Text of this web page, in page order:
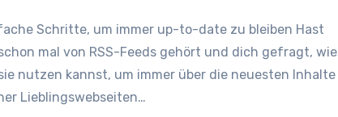
mal von RSS-Feeds gehört und dich gefragt, wie
nutzen kannst, um immer über die neuesten Inhalte
Lieblingswebseiten…